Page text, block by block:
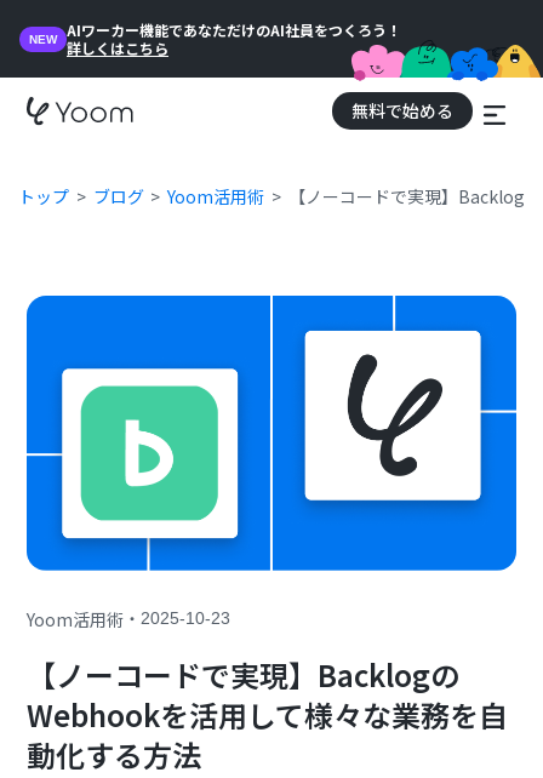
NEW
AIワーカー機能であなただけのAI社員をつくろう！
詳しくはこちら
無料で始める
トップ ブログ Yoom活用術 【ノーコードで実現】Backlog
Yoom活用術 ・2025-10-23
【ノーコードで実現】Backlogの
Webhookを活用して様々な業務を自
動化する方法